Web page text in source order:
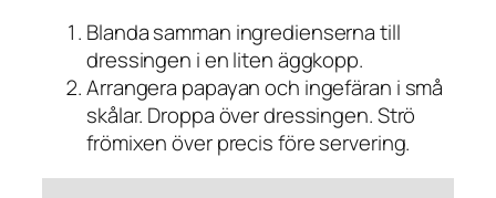
Blanda samman ingredienserna till
dressingen i en liten äggkopp.
Arrangera papayan och ingefäran i små
skålar. Droppa över dressingen. Strö
frömixen över precis före servering.